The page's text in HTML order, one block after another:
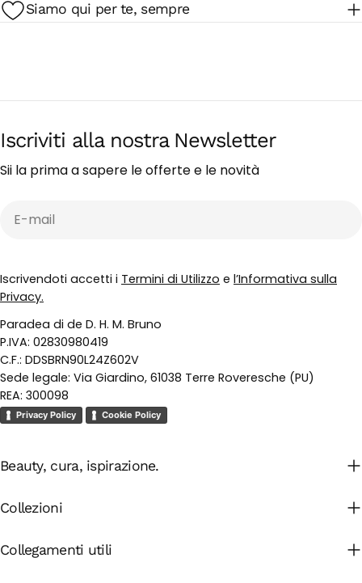
Siamo qui per te, sempre
Iscriviti alla nostra Newsletter
Sii la prima a sapere le offerte e le novità
Iscrivendoti accetti i Termini di Utilizzo e l’Informativa sulla
Privacy.
Paradea di de D. H. M. Bruno
P.IVA: 02830980419
C.F.: DDSBRN90L24Z602V
Sede legale: Via Giardino, 61038 Terre Roveresche (PU)
REA: 300098
Privacy Policy Cookie Policy
Beauty, cura, ispirazione.
Collezioni
Collegamenti utili